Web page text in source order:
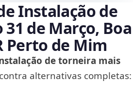
Instalação de
de Março, Boa
Perto de Mim
de torneira mais
alternativas completas: